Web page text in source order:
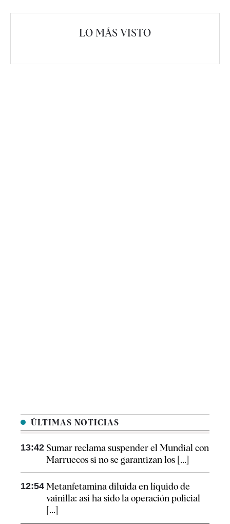
LO MÁS VISTO
ÚLTIMAS NOTICIAS
13:42 Sumar reclama suspender el Mundial con
Marruecos si no se garantizan los [...]
12:54 Metanfetamina diluida en líquido de
vainilla: así ha sido la operación policial
[...]